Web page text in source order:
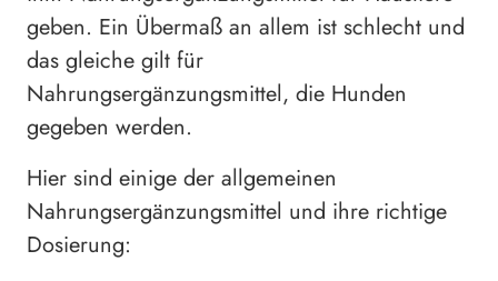
geben. Ein Übermaß an allem ist schlecht und
das gleiche gilt für
Nahrungsergänzungsmittel, die Hunden
gegeben werden.
Hier sind einige der allgemeinen
Nahrungsergänzungsmittel und ihre richtige
Dosierung: